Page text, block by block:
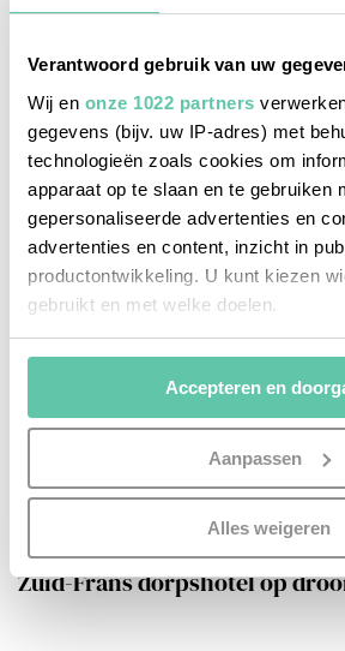
Verantwoord gebruik van uw
Wij en onze 1022 partners
gegevens (bijv. uw IP-adres) met
technologieën zoals cookies om
apparaat op te slaan en te gebruiken
gepersonaliseerde advertenties en
advertenties en content, inzicht in
productontwikkeling. U kunt kiezen
gebruikt en met welke doelen.
Als u het toestaat, willen we ook
Informatie verzamelen over
locatie, die tot een paar meter
Uw apparaat identificeren
scannen op specifieke
verwerkt en stel uw voorkeuren in het
U kunt uw toestemming op elk
intrekken in de Cookieverklaring.
Accepteren en
Aanpassen
Alles weigeren
Zuid-Frans dorpshotel op